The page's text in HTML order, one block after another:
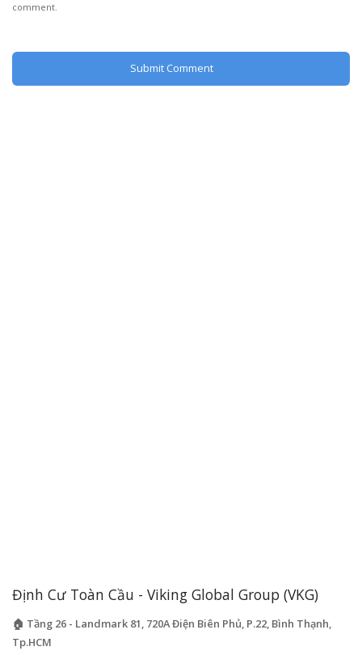
comment.
Định Cư Toàn Cầu - Viking Global Group (VKG)
🏠 Tầng 26 - Landmark 81, 720A Điện Biên Phủ, P.22, Bình Thạnh,
Tp.HCM